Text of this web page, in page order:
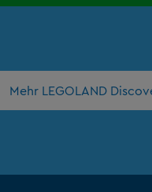
Mehr LEGOLAND